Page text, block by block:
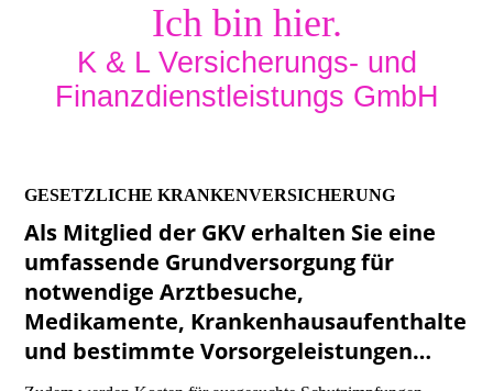
Ich bin hier.
K & L Versicherungs- und
Finanzdienstleistungs GmbH
GESETZLICHE KRANKENVERSICHERUNG
Als Mitglied der GKV erhalten Sie eine
umfassende Grundversorgung für
notwendige Arztbesuche,
Medikamente, Krankenhausaufenthalte
und bestimmte Vorsorgeleistungen…